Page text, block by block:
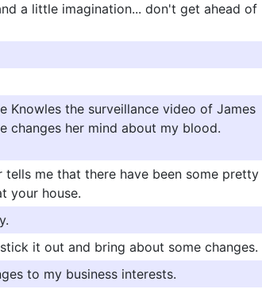
a little imagination... don't get ahead of
Knowles the surveillance video of James
changes her mind about my blood.
tells me that there have been some pretty
your house.
it out and bring about some changes.
to my business interests.